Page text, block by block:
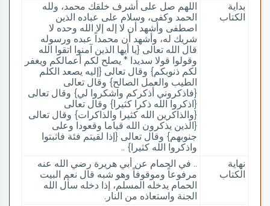
بداية
الكتاب
اللهم صل على أشرف خلقك محمد، ولله
الحمد وكفى، وسلام على عباده الذين
اصطفى وأشهد أن لا إله إلا الله وحده لا
شريك له، وأشهد أن محمداً عبده ورسوله
قال الله تعالى {يا أيها الذين آمنوا اتقوا الله
وقولوا قولا سديدا * يصلح لكم أعمالكم ويغفر
لكم ذنوبكم} وقال تعالى {إليه يصعد الكلم
الطيب والعمل الصالح} وقال تعالى
{فاذكروني أذكركم واشكروا لي} وقال تعالى
{اذكروا الله ذكرا كثيرا} وقال تعالى
{والذاكرين الله كثيرا والذاكرات} وقال تعالى
{الذين يذكرون الله قياما وقعودا وعلى
جنوبهم} وقال تعالى {إذا لقيتم فئة فاثبتوا
واذكروا الله كثيرا} ..
نهاية
الكتاب
.. في الحمام عن أبي هريرة رضي الله عنه
مرفوعاً وموقوفاً وهو شبه قال نعم البيت
الحمام يدخله المسلم، إذا دخله سأل الله
الجنة واستعاذه من النار.